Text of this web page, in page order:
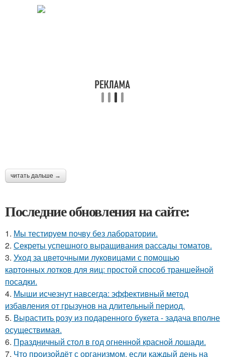
читать дальше →
Последние обновления на сайте:
1. Мы тестируем почву без лаборатории.
2. Секреты успешного выращивания рассады томатов.
3. Уход за цветочными луковицами с помощью
картонных лотков для яиц: простой способ траншейной
посадки.
4. Мыши исчезнут навсегда: эффективный метод
избавления от грызунов на длительный период.
5. Вырастить розу из подаренного букета - задача вполне
осуществимая.
6. Праздничный стол в год огненной красной лошади.
7. Что произойдёт с организмом, если каждый день на